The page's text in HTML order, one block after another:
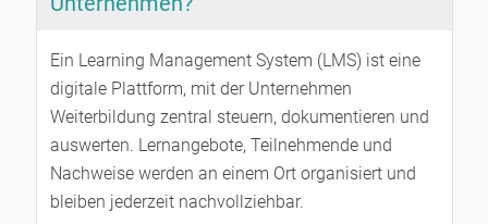
Ein Learning Management System (LMS) ist eine
digitale Plattform, mit der Unternehmen
Weiterbildung zentral steuern, dokumentieren und
auswerten. Lernangebote, Teilnehmende und
Nachweise werden an einem Ort organisiert und
bleiben jederzeit nachvollziehbar.